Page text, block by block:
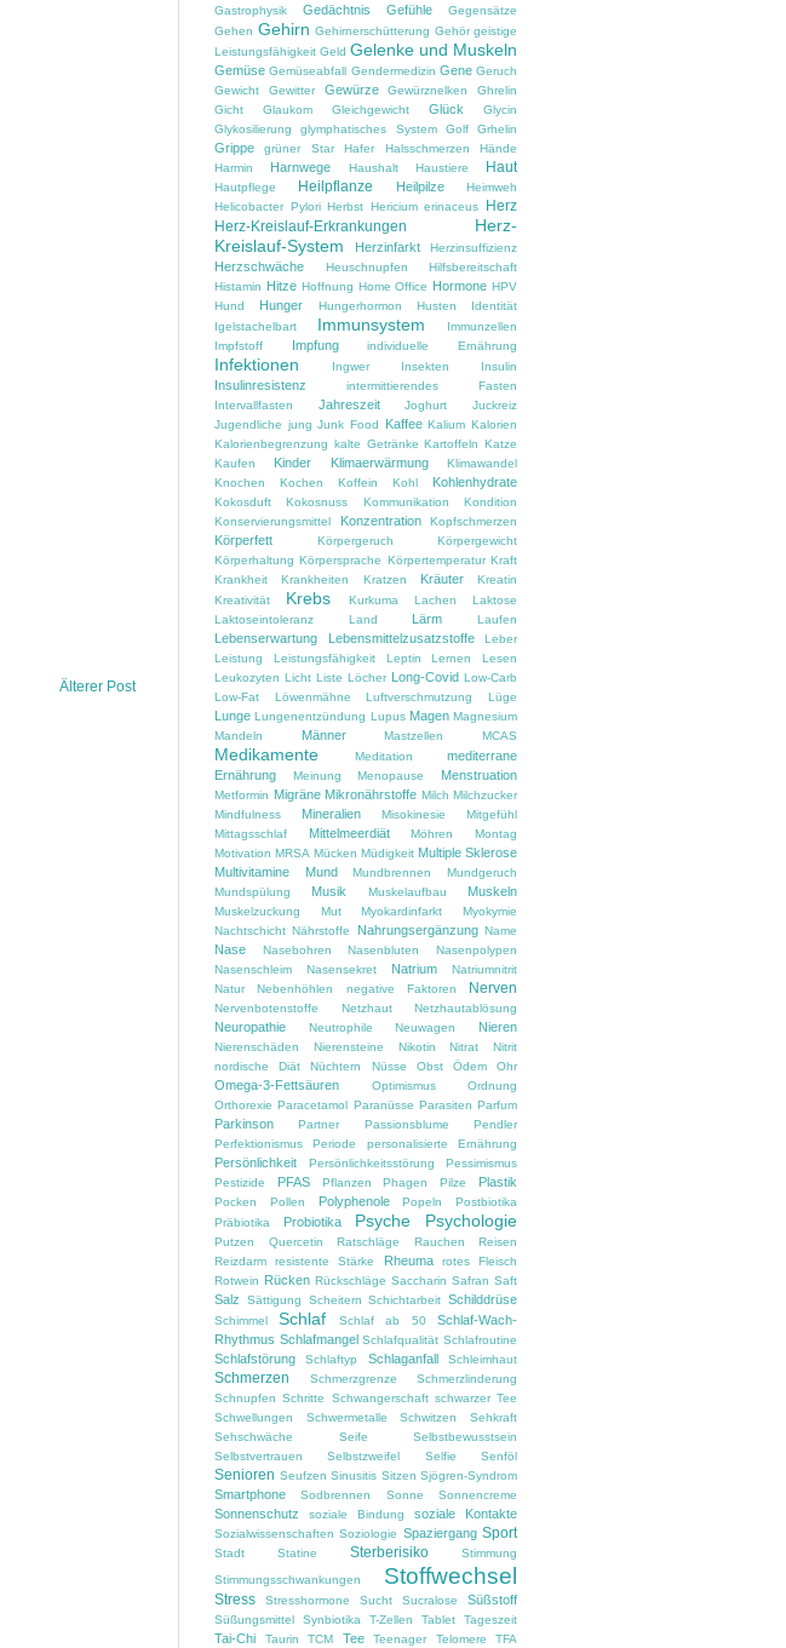
Älterer Post
Gastrophysik
Gedächtnis Gefühle
Gegensätze
Gehen Gehirn Gehirnerschütterung Gehör geistige
Leistungsfähigkeit Geld Gelenke und Muskeln
Gemüse Gemüseabfall Gendermedizin Gene Geruch
Gewicht
Gewitter Gewürze Gewürznelken
Ghrelin
Gicht
Glaukom Gleichgewicht Glück
Glycin
Glykosilierung
glymphatisches System Golf Grhelin
Grippe grüner Star Hafer Halsschmerzen
Hände
Harmin
Harnwege Haushalt Haustiere Haut
Hautpflege Heilpflanze Heilpilze
Heimweh
Helicobacter Pylori Herbst Hericium erinaceus
Herz
Herz-Kreislauf-Erkrankungen
Herz-
Kreislauf-System
Herzinfarkt Herzinsuffizienz
Herzschwäche Heuschnupfen
Hilfsbereitschaft
Histamin Hitze Hoffnung Home Office Hormone HPV
Hund
Hunger Hungerhormon Husten
Identität
Igelstachelbart
Immunsystem
Immunzellen
Impfstoff
Impfung individuelle Ernährung
Infektionen Ingwer Insekten Insulin
Insulinresistenz
intermittierendes Fasten
Intervallfasten
Jahreszeit Joghurt
Juckreiz
Jugendliche jung Junk Food Kaffee Kalium Kalorien
Kalorienbegrenzung kalte Getränke Kartoffeln Katze
Kaufen
Kinder Klimaerwärmung
Klimawandel
Knochen
Kochen Koffein Kohl Kohlenhydrate
Kokosduft Kokosnuss Kommunikation
Kondition
Konservierungsmittel
Konzentration Kopfschmerzen
Körperfett Körpergeruch
Körpergewicht
Körperhaltung Körpersprache Körpertemperatur Kraft
Krankheit
Krankheiten Kratzen Kräuter
Kreatin
Kreativität
Krebs Kurkuma Lachen
Laktose
Laktoseintoleranz
Land Lärm Laufen
Lebenserwartung Lebensmittelzusatzstoffe
Leber
Leistung
Leistungsfähigkeit Leptin Lernen
Lesen
Leukozyten Licht Liste Löcher Long-Covid Low-Carb
Low-Fat
Löwenmähne Luftverschmutzung Lüge
Lunge Lungenentzündung Lupus Magen Magnesium
Mandeln
Männer Mastzellen MCAS
Medikamente Meditation
mediterrane
Ernährung
Meinung Menopause Menstruation
Metformin Migräne Mikronährstoffe Milch Milchzucker
Mindfulness
Mineralien Misokinesie
Mitgefühl
Mittagsschlaf
Mittelmeerdiät Möhren
Montag
Motivation MRSA Mücken Müdigkeit Multiple Sklerose
Multivitamine
Mund Mundbrennen
Mundgeruch
Mundspülung
Musik Muskelaufbau Muskeln
Muskelzuckung Mut Myokardinfarkt
Myokymie
Nachtschicht Nährstoffe Nahrungsergänzung Name
Nase Nasebohren Nasenbluten
Nasenpolypen
Nasenschleim
Nasensekret Natrium
Natriumnitrit
Natur
Nebenhöhlen negative Faktoren Nerven
Nervenbotenstoffe Netzhaut Netzhautablösung
Neuropathie Neutrophile Neuwagen Nieren
Nierenschäden Nierensteine Nikotin Nitrat
Nitrit
nordische Diät
Nüchtern Nüsse Obst Ödem Ohr
Omega-3-Fettsäuren Optimismus
Ordnung
Orthorexie Paracetamol Paranüsse Parasiten Parfum
Parkinson Partner Passionsblume
Pendler
Perfektionismus
Periode personalisierte Ernährung
Persönlichkeit Persönlichkeitsstörung
Pessimismus
Pestizide
PFAS Pflanzen Phagen Pilze Plastik
Pocken Pollen Polyphenole Popeln
Postbiotika
Präbiotika
Probiotika Psyche Psychologie
Putzen Quercetin Ratschläge Rauchen
Reisen
Reizdarm
resistente Stärke Rheuma
rotes Fleisch
Rotwein Rücken Rückschläge Saccharin Safran Saft
Salz Sättigung Scheitern Schichtarbeit Schilddrüse
Schimmel Schlaf Schlaf ab 50
Schlaf-Wach-
Rhythmus Schlafmangel Schlafqualität Schlafroutine
Schlafstörung Schlaftyp Schlaganfall Schleimhaut
Schmerzen Schmerzgrenze
Schmerzlinderung
Schnupfen Schritte Schwangerschaft schwarzer Tee
Schwellungen
Schwermetalle Schwitzen
Sehkraft
Sehschwäche
Seife
Selbstbewusstsein
Selbstvertrauen
Selbstzweifel Selfie Senföl
Senioren Seufzen Sinusitis Sitzen Sjögren-Syndrom
Smartphone Sodbrennen Sonne Sonnencreme
Sonnenschutz soziale Bindung soziale Kontakte
Sozialwissenschaften Soziologie Spaziergang Sport
Stadt Statine Sterberisiko
Stimmung
Stimmungsschwankungen
Stoffwechsel
Stress Stresshormone Sucht Sucralose Süßstoff
Süßungsmittel Synbiotika T-Zellen Tablet Tageszeit
Tai-Chi Taurin TCM Tee Teenager Telomere TFA